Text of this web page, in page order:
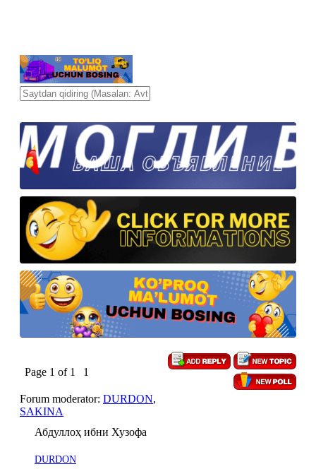
Page 1 of 1 1
Forum moderator: DURDON,
SAKINA
Абдуллоҳ ибни Хузофа
DURDON